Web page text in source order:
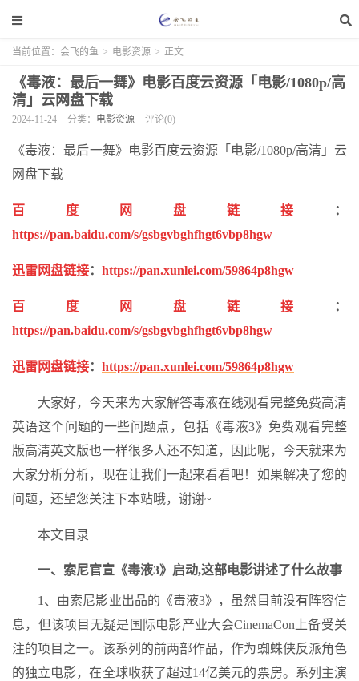
当前位置： 会飞的鱼 > 电影资源 > 正文
《毒液：最后一舞》电影百度云资源「电影/1080p/高
清」云网盘下载
2024-11-24 分类： 电影资源 评论(0)
《毒液：最后一舞》电影百度云资源「电影/1080p/高清」云
网盘下载
百度网盘链接
：
https://pan.baidu.com/s/gsbgvbghfhgt6vbp8hgw
迅雷网盘链接： https://pan.xunlei.com/59864p8hgw
百度网盘链接
：
https://pan.baidu.com/s/gsbgvbghfhgt6vbp8hgw
迅雷网盘链接： https://pan.xunlei.com/59864p8hgw
大家好，今天来为大家解答毒液在线观看完整免费高清
英语这个问题的一些问题点，包括《毒液3》免费观看完整
版高清英文版也一样很多人还不知道，因此呢，今天就来为
大家分析分析，现在让我们一起来看看吧！如果解决了您的
问题，还望您关注下本站哦，谢谢~
本文目录
一、索尼官宣《毒液3》启动,这部电影讲述了什么故事
1、由索尼影业出品的《毒液3》，虽然目前没有阵容信
息，但该项目无疑是国际电影产业大会CinemaCon上备受关
注的项目之一。该系列的前两部作品，作为蜘蛛侠反派角色
的独立电影，在全球收获了超过14亿美元的票房。系列主演